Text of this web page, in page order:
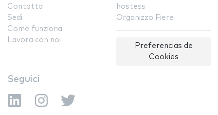
Contatta
Sedi
Come funziona
Lavora con noi
hostess
Organizzo Fiere
Preferencias de
Cookies
Seguici